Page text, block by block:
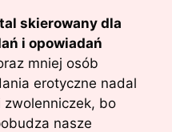
skierowany dla
i opowiadań
mniej osób
erotyczne nadal
bo
nasze